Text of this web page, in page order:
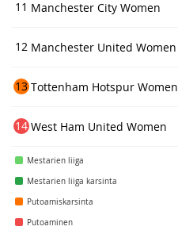
11 Manchester City Women
12 Manchester United Women
13 Tottenham Hotspur Women
14 West Ham United Women
Mestarien liiga
Mestarien liiga karsinta
Putoamiskarsinta
Putoaminen